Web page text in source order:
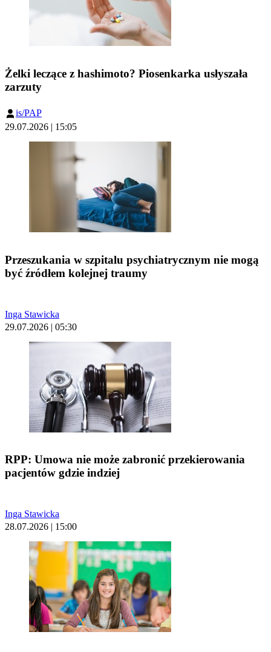
Żelki leczące z hashimoto? Piosenkarka usłyszała
zarzuty
is/PAP
29.07.2026 | 15:05
Przeszukania w szpitalu psychiatrycznym nie mogą
być źródłem kolejnej traumy
Inga Stawicka
29.07.2026 | 05:30
RPP: Umowa nie może zabronić przekierowania
pacjentów gdzie indziej
Inga Stawicka
28.07.2026 | 15:00